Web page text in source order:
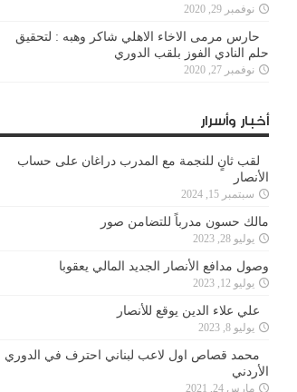
نوفمبر 29, 2020
حارس مرمى الاخاء الاهلي شاكر وهبه : لتحقيق
حلم النادي الفوز بلقب الدوري
نوفمبر 27, 2020
أخبار وأسرار
لقب ثانٍ للنجمة مع المدرب دراغان على حساب
الأنصار
سبتمبر 15, 2024
مالك حسون مدرباً للتضامن صور
يوليو 28, 2023
وصول مدافع الأنصار الجديد المالي يعقوبا
يوليو 12, 2023
علي علاء الدين يوقع للأنصار
يوليو 8, 2023
محمد قصاص اول لاعب لبناني احترف في الدوري
الأردني
مارس 24, 2021